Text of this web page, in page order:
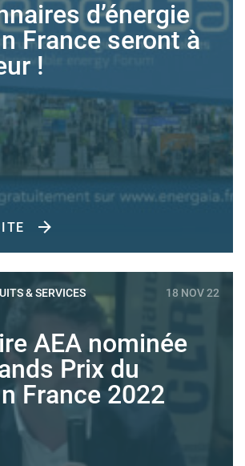
d’énergie
France seront à
!
& SERVICES 18 NOV 22
AEA nominée
Prix du
France 2022